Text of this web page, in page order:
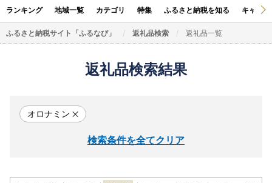
ランキング 地域一覧 カテゴリ 特集 ふるさと納税を知る キャン
ふるさと納税サイト「ふるなび」 返礼品検索 返礼品一覧
返礼品検索結果
オロナミン
検索条件を全てクリア